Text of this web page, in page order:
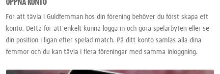
ÖPPNA KONTO
För att tävla i Guldfemman hos din förening behöver du först skapa ett
konto. Detta för att enkelt kunna logga in och göra spelarbyten eller se
din position i ligan efter spelad match. På ditt konto samlas alla dina
femmor och du kan tävla i flera föreningar med samma inloggning.